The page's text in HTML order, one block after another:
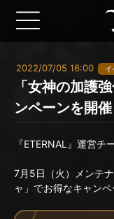
2022/07/05 16:00
「女神の加護
ンペーンを開催
『ETERNAL』運営チ
7月5日（火）メンテ
ャ」でお得なキャンペ